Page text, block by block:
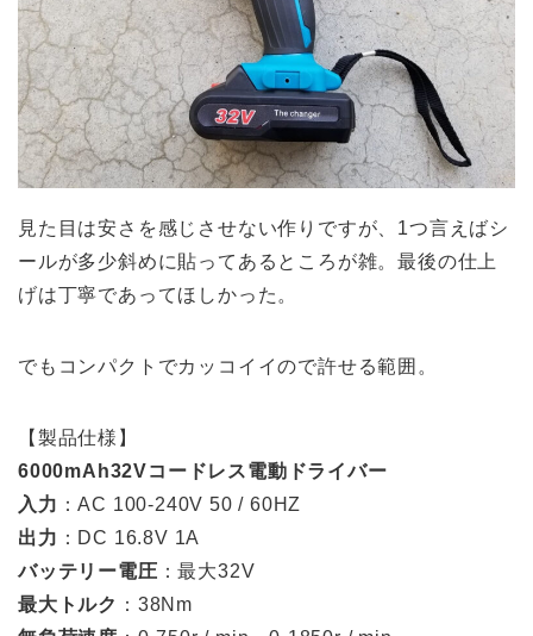
見た目は安さを感じさせない作りですが、1つ言えばシ
ールが多少斜めに貼ってあるところが雑。最後の仕上
げは丁寧であってほしかった。
でもコンパクトでカッコイイので許せる範囲。
【製品仕様】
6000mAh32Vコードレス電動ドライバー
入力 ：AC 100-240V 50 / 60HZ
出力 ：DC 16.8V 1A
バッテリー電圧 ：最大32V
最大トルク ：38Nm